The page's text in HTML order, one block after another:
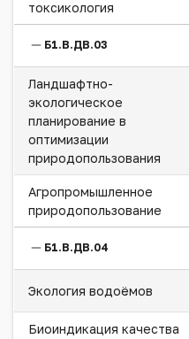
токсикология
Б1.В.ДВ.03
Ландшафтно-
экологическое
планирование в
оптимизации
природопользования
Агропромышленное
природопользование
Б1.В.ДВ.04
Экология водоёмов
Биоиндикация качества